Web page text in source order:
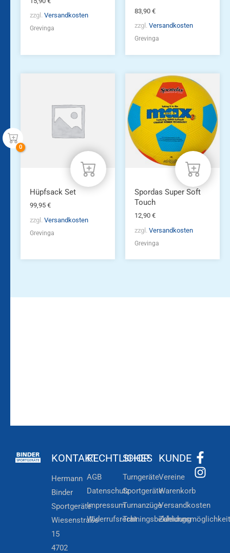
zzgl. Versandkosten
Grevinga
83,90 €
zzgl. Versandkosten
Grevinga
Hüpfsack Set
99,95 €
zzgl. Versandkosten
Grevinga
Spordas Super Soft
Touch
12,90 €
zzgl. Versandkosten
Grevinga
KONTAKT
Hermann
Binder
Sportgeräte
Wiesenstraße
15
4702
RECHTLICHES
AGB
Datenschutz
Impressum
Widerrufsrecht
SHOP
Turngeräte
Sportgeräte
Turnanzüge
Trainingsbekleidung
KUNDE
Vereine
Warenkorb
Versandkosten